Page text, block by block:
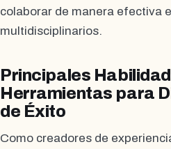
colaborar de manera efectiva
multidisciplinarios.
Principales
Herramientas para
de Éxito
Como creadores de